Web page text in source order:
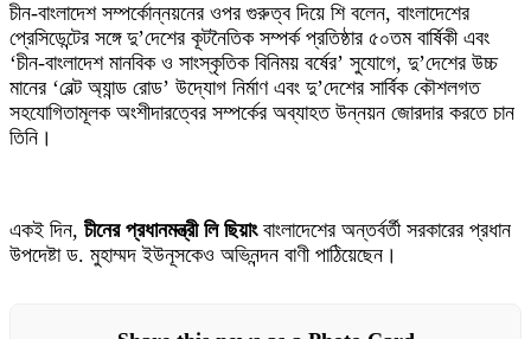
চীন-বাংলাদেশ সম্পর্কোন্নয়নের ওপর গুরুত্ব দিয়ে শি বলেন, বাংলাদেশের
প্রেসিডেন্টের সঙ্গে দু’দেশের কূটনৈতিক সম্পর্ক প্রতিষ্ঠার ৫০তম বার্ষিকী এবং
‘চীন-বাংলাদেশ মানবিক ও সাংস্কৃতিক বিনিময় বর্ষের’ সুযোগে, দু’দেশের উচ্চ
মানের ‘বেল্ট অ্যান্ড রোড’ উদ্যোগ নির্মাণ এবং দু’দেশের সার্বিক কৌশলগত
সহযোগিতামূলক অংশীদারত্বের সম্পর্কের অব্যাহত উন্নয়ন জোরদার করতে চান
তিনি।
একই দিন, চীনের প্রধানমন্ত্রী লি ছিয়াংবাংলাদেশের অন্তর্বর্তী সরকারের প্রধান
উপদেষ্টা ড. মুহাম্মদ ইউনূসকেও অভিনন্দন বাণী পাঠিয়েছেন।